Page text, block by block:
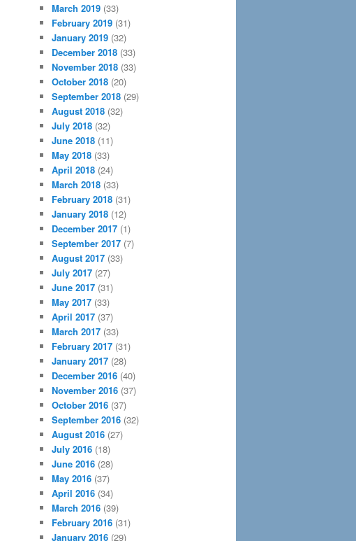
March 2019 (33)
February 2019 (31)
January 2019 (32)
December 2018 (33)
November 2018 (33)
October 2018 (20)
September 2018 (29)
August 2018 (32)
July 2018 (32)
June 2018 (11)
May 2018 (33)
April 2018 (24)
March 2018 (33)
February 2018 (31)
January 2018 (12)
December 2017 (1)
September 2017 (7)
August 2017 (33)
July 2017 (27)
June 2017 (31)
May 2017 (33)
April 2017 (37)
March 2017 (33)
February 2017 (31)
January 2017 (28)
December 2016 (40)
November 2016 (37)
October 2016 (37)
September 2016 (32)
August 2016 (27)
July 2016 (18)
June 2016 (28)
May 2016 (37)
April 2016 (34)
March 2016 (39)
February 2016 (31)
January 2016 (29)